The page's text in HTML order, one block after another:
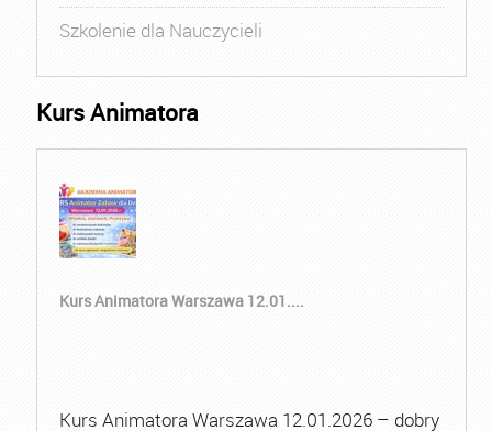
Szkolenie dla Nauczycieli
Kurs Animatora
Kurs Animatora Warszawa 12.01....
Kurs Animatora Warszawa 12.01.2026 – dobry